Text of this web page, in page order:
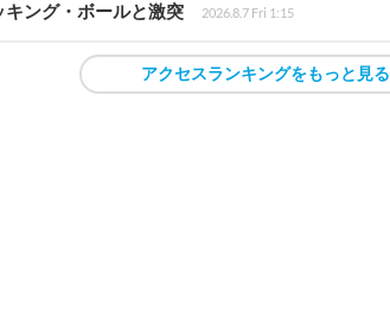
キング・ボールと激突
2026.8.7 Fri 1:15
アクセスランキングをもっと見る